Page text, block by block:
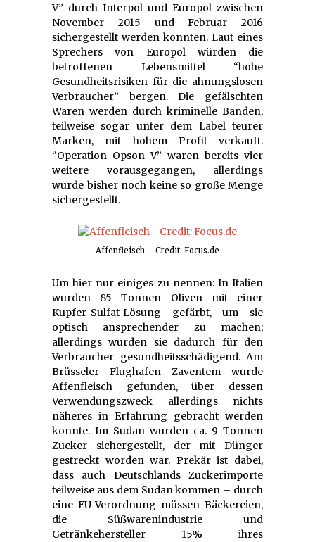
V” durch Interpol und Europol zwischen
November 2015 und Februar 2016
sichergestellt werden konnten. Laut eines
Sprechers von Europol würden die
betroffenen Lebensmittel “hohe
Gesundheitsrisiken für die ahnungslosen
Verbraucher” bergen. Die gefälschten
Waren werden durch kriminelle Banden,
teilweise sogar unter dem Label teurer
Marken, mit hohem Profit verkauft.
“Operation Opson V” waren bereits vier
weitere vorausgegangen, allerdings
wurde bisher noch keine so große Menge
sichergestellt.
Affenfleisch – Credit: Focus.de
Um hier nur einiges zu nennen: In Italien
wurden 85 Tonnen Oliven mit einer
Kupfer-Sulfat-Lösung gefärbt, um sie
optisch ansprechender zu machen;
allerdings wurden sie dadurch für den
Verbraucher gesundheitsschädigend. Am
Brüsseler Flughafen Zaventem wurde
Affenfleisch gefunden, über dessen
Verwendungszweck allerdings nichts
näheres in Erfahrung gebracht werden
konnte. Im Sudan wurden ca. 9 Tonnen
Zucker sichergestellt, der mit Dünger
gestreckt worden war. Prekär ist dabei,
dass auch Deutschlands Zuckerimporte
teilweise aus dem Sudan kommen – durch
eine EU-Verordnung müssen Bäckereien,
die Süßwarenindustrie und
Getränkehersteller 15% ihres